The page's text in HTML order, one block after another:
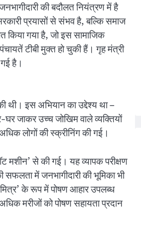
की बदौलत नियंत्रण में है
प्रयासों से संभव है, बल्कि समाज
किया गया है, जो इस सामाजिक
टीबी मुक्त हो चुकी हैं। गृह मंत्री
है।
इस अभियान का उद्देश्य था –
घर जाकर उच्च जोखिम वाले व्यक्तियों
लोगों की स्क्रीनिंग की गई।
से की गई। यह व्यापक परीक्षण
सफलता में जनभागीदारी की भूमिका भी
के रूप में पोषण आहार उपलब्ध
मरीजों को पोषण सहायता प्रदान